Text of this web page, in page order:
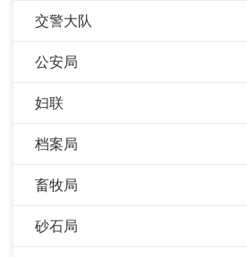
交警大队
公安局
妇联
档案局
畜牧局
砂石局